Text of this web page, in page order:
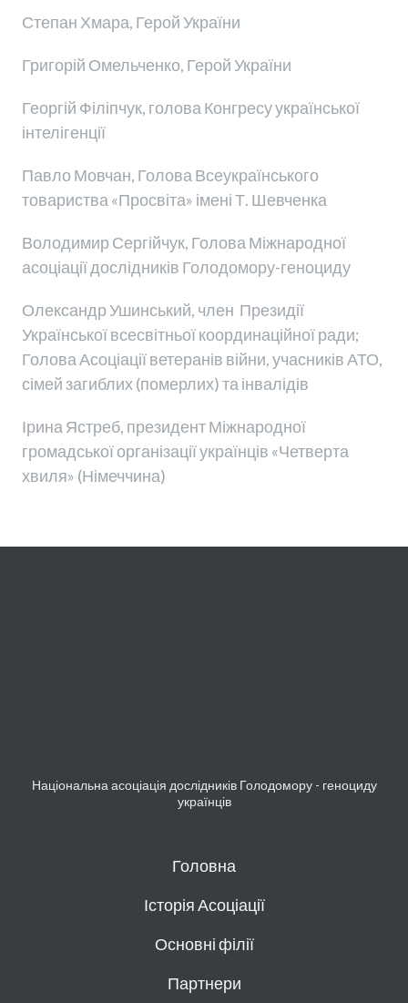
Степан Хмара, Герой України
Григорій Омельченко, Герой України
Георгій Філіпчук, голова Конгресу української
інтелігенції
Павло Мовчан, Голова Всеукраїнського
товариства «Просвіта» імені Т. Шевченка
Володимир Сергійчук, Голова Міжнародної
асоціації дослідників Голодомору-геноциду
Олександр Ушинський, член Президії
Української всесвітньої координаційної ради;
Голова Асоціації ветеранів війни, учасників АТО,
сімей загиблих (померлих) та інвалідів
Ірина Ястреб, президент Міжнародної
громадської організації українців «Четверта
хвиля» (Німеччина)
Національна асоціація дослідників Голодомору - геноциду
українців
Головна
Історія Асоціації
Основні філії
Партнери